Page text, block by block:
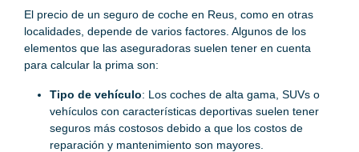
El precio de un seguro de coche en Reus, como en otras
localidades, depende de varios factores. Algunos de los
elementos que las aseguradoras suelen tener en cuenta
para calcular la prima son:
Tipo de vehículo: Los coches de alta gama, SUVs o
vehículos con características deportivas suelen tener
seguros más costosos debido a que los costos de
reparación y mantenimiento son mayores.